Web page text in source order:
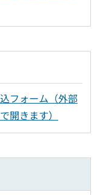
フォーム（外部
開きます）